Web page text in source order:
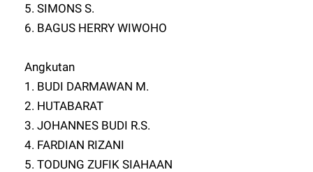
5. SIMONS S.
6. BAGUS HERRY WIWOHO
Angkutan
1. BUDI DARMAWAN M.
2. HUTABARAT
3. JOHANNES BUDI R.S.
4. FARDIAN RIZANI
5. TODUNG ZUFIK SIAHAAN